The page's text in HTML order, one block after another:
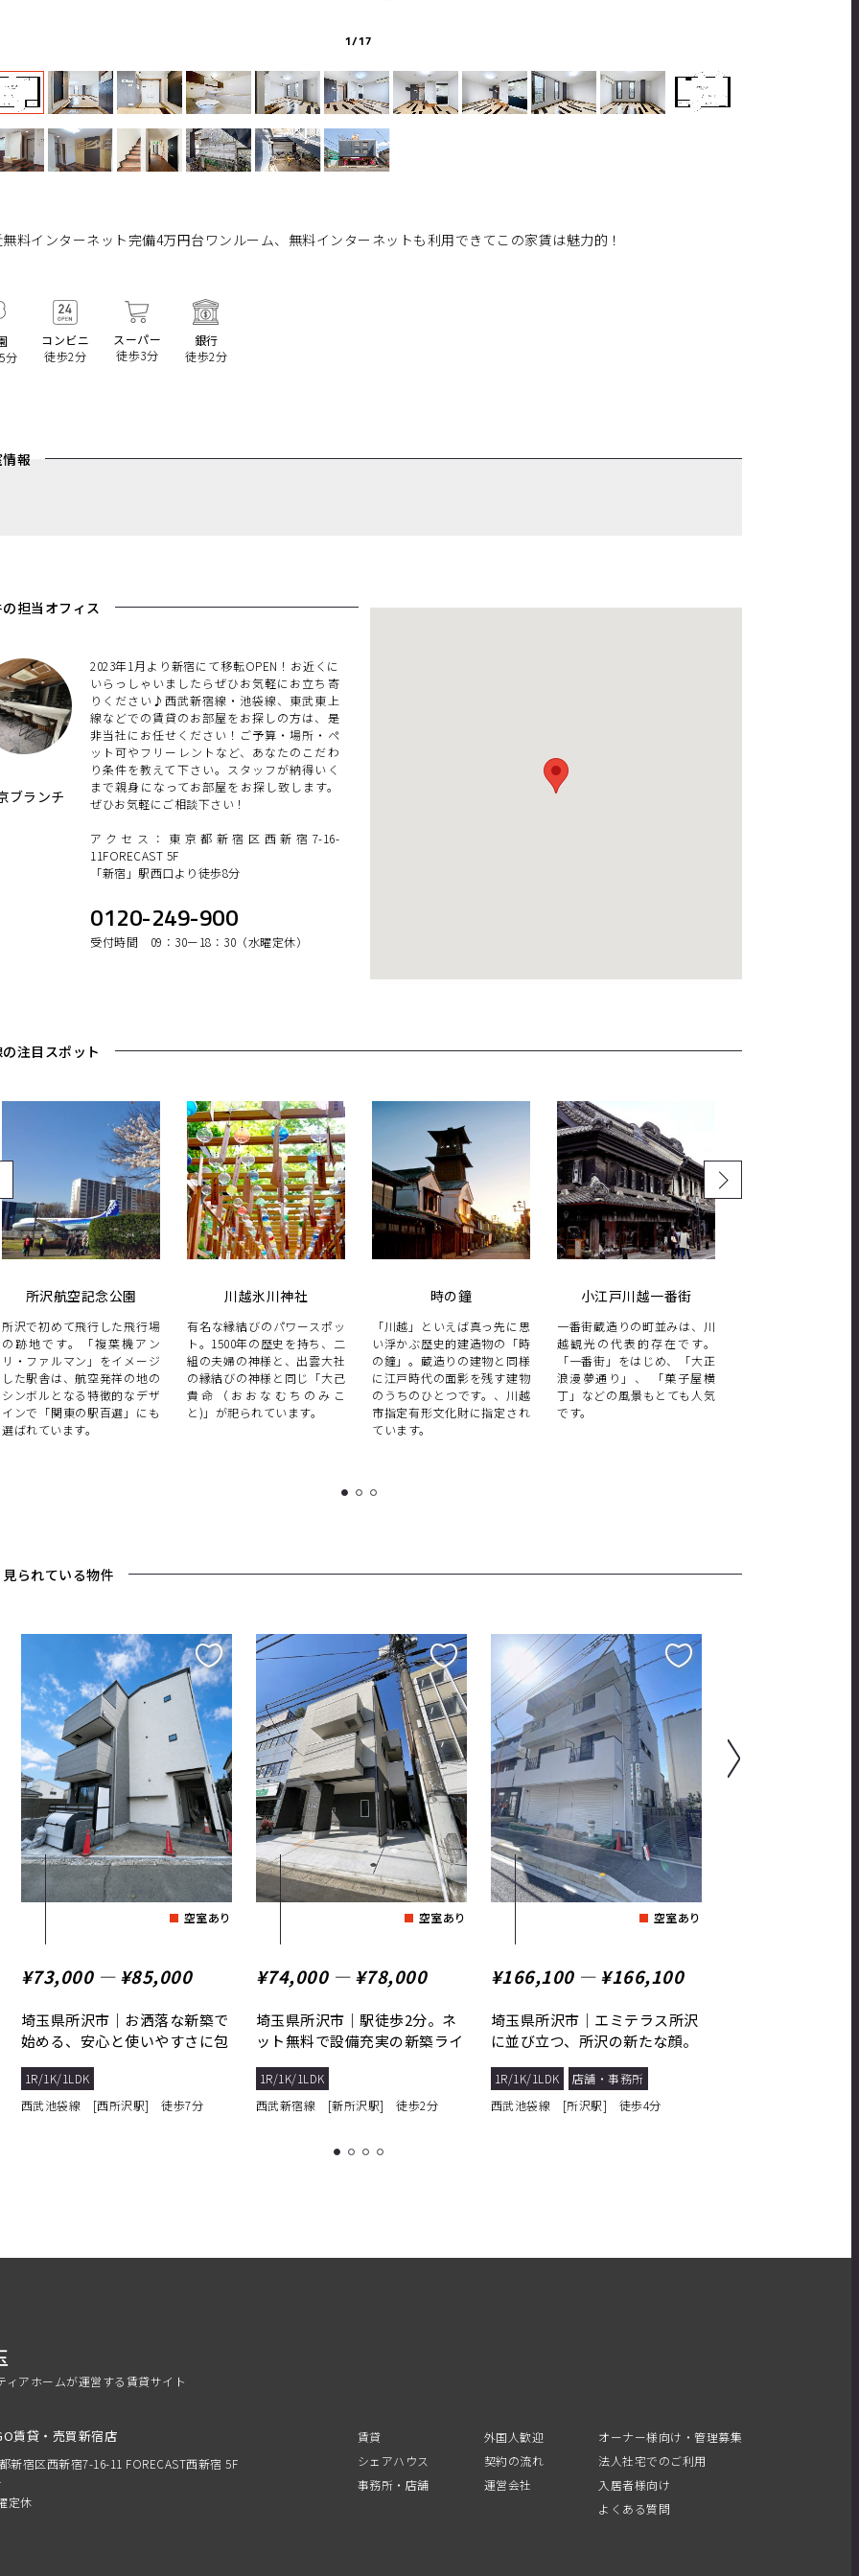
1/17
料インターネット完備4万円台ワンルーム、無料インターネットも利用できてこの家賃は魅力的！
分
コンビニ
徒歩2分
スーパー
徒歩3分
銀行
徒歩2分
報
担当オフィス
ブランチ
2023年1月より新宿にて移転OPEN！お近くに
いらっしゃいましたらぜひお気軽にお立ち寄
りください♪西武新宿線・池袋線、東武東上
線などでの賃貸のお部屋をお探しの方は、是
非当社にお任せください！ご予算・場所・ペ
ット可やフリーレントなど、あなたのこだわ
り条件を教えて下さい。スタッフが納得いく
まで親身になってお部屋をお探し致します。
ぜひお気軽にご相談下さい！
アクセス：東京都新宿区西新宿7-16-
11FORECAST 5F
「新宿」駅西口より徒歩8分
0120-249-900
受付時間 09：30ー18：30（水曜定休）
注目スポット
所沢航空記念公園
所沢で初めて飛行した飛行場
の跡地です。「複葉機アン
リ・ファルマン」をイメージ
した駅舎は、航空発祥の地の
シンボルとなる特徴的なデザ
インで「関東の駅百選」にも
選ばれています。
川越氷川神社
有名な縁結びのパワースポッ
ト。1500年の歴史を持ち、二
組の夫婦の神様と、出雲大社
の縁結びの神様と同じ「大己
貴命（おおなむちのみこ
と)」が祀られています。
時の鐘
「川越」といえば真っ先に思
い浮かぶ歴史的建造物の「時
の鐘」。蔵造りの建物と同様
に江戸時代の面影を残す建物
のうちのひとつです。、川越
市指定有形文化財に指定され
ています。
小江戸川越一番街
一番街蔵造りの町並みは、川
越観光の代表的存在です。
「一番街」をはじめ、「大正
浪漫夢通り」、 「菓子屋横
丁」などの風景もとても人気
です。
1 2 3
られている物件
空室あり
¥73,000 ― ¥85,000
埼玉県所沢市｜お洒落な新築で
始める、安心と使いやすさに包
1R/1K/1LDK
西武池袋線 [西所沢駅] 徒歩7分
空室あり
¥74,000 ― ¥78,000
埼玉県所沢市｜駅徒歩2分。ネ
ット無料で設備充実の新築ライ
1R/1K/1LDK
西武新宿線 [新所沢駅] 徒歩2分
空室あり
¥166,100 ― ¥166,100
埼玉県所沢市｜エミテラス所沢
に並び立つ、所沢の新たな顔。
1R/1K/1LDK
店舗・事務所
西武池袋線 [所沢駅] 徒歩4分
1 2 3 4
ィアホームが運営する賃貸サイト
賃貸・売買新宿店
新宿区西新宿7-16-11 FORECAST西新宿 5F
定休
賃貸
シェアハウス
事務所・店舗
外国人歓迎
契約の流れ
運営会社
オーナー様向け・管理募集
法人社宅でのご利用
入居者様向け
よくある質問